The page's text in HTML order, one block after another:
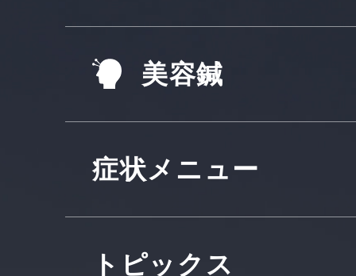
美容鍼
症状メニュー
トピックス